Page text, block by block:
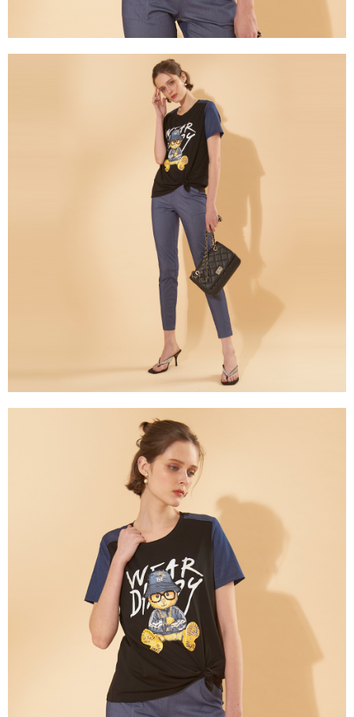
２．關於個人資料處理事宜，請瀏覽以下網址：
https://aftee.tw/terms/#terms3
３．未成年的使用者請事先徵得法定代理人或監護人之同意方可使用
４．使用「AFTEE先享後付」時，將依據個別帳號之用戶狀況，依本公司即
時審查核予不同之上限額度；若仍有額度不足之情形，本公司將視審查結果
５．嚴禁一人註冊多個帳號或使用他人資訊註冊。若發現惡意使用之情形，
恩沛科技股份有限公司將有權停止該用戶之使用額度並採取法律行動。